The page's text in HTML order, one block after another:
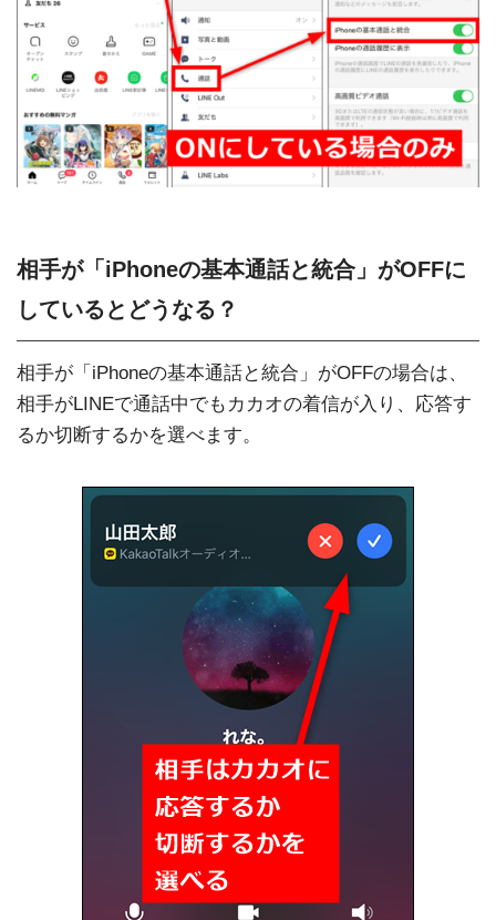
相手が「iPhoneの基本通話と統合」がOFFに
しているとどうなる？
相手が「iPhoneの基本通話と統合」がOFFの場合は、
相手がLINEで通話中でもカカオの着信が入り、応答す
るか切断するかを選べます。